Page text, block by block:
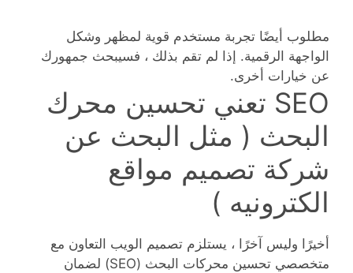
مطلوب أيضًا تجربة مستخدم قوية لمظهر وشكل
الواجهة الرقمية. إذا لم تقم بذلك ، فسيبحث جمهورك
عن خيارات أخرى.
SEO تعني تحسين محرك
البحث ( مثل البحث عن
شركة تصميم مواقع
الكترونيه )
أخيرًا وليس آخرًا ، يستلزم تصميم الويب التعاون مع
متخصصي تحسين محركات البحث (SEO) لضمان